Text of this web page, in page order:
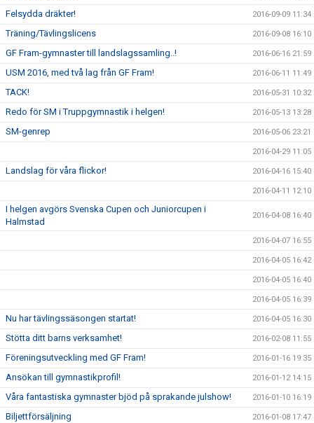
Felsydda dräkter! 2016-09-09 11:34
Träning/Tävlingslicens 2016-09-08 16:10
GF Fram-gymnaster till landslagssamling..! 2016-06-16 21:59
USM 2016, med två lag från GF Fram! 2016-06-11 11:49
TACK! 2016-05-31 10:32
Redo för SM i Truppgymnastik i helgen! 2016-05-13 13:28
SM-genrep 2016-05-06 23:21
2016-04-29 11:05
Landslag för våra flickor! 2016-04-16 15:40
2016-04-11 12:10
I helgen avgörs Svenska Cupen och Juniorcupen i
Halmstad
2016-04-08 16:40
2016-04-07 16:55
2016-04-05 16:42
2016-04-05 16:40
2016-04-05 16:39
Nu har tävlingssäsongen startat! 2016-04-05 16:30
Stötta ditt barns verksamhet! 2016-02-08 11:55
Föreningsutveckling med GF Fram! 2016-01-16 19:35
Ansökan till gymnastikprofil! 2016-01-12 14:15
Våra fantastiska gymnaster bjöd på sprakande julshow! 2016-01-10 16:19
Biljettförsäljning 2016-01-08 17:47